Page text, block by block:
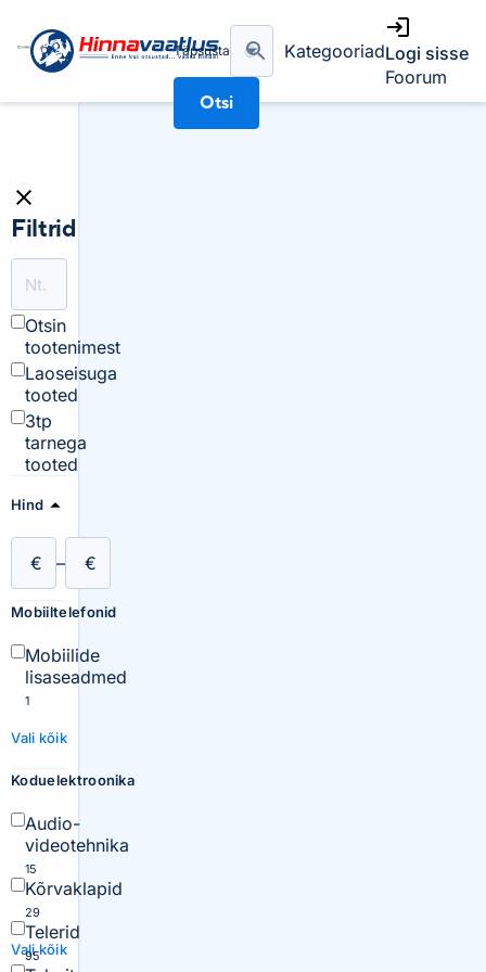
Täpsusta
Otsi
KategooriadLogi sisse
Foorum
Filtrid
Otsin
tootenimest
Laoseisuga
tooted
3tp
tarnega
tooted
Hind
€ – €
Mobiiltelefonid
Mobiilide
lisaseadmed
1
Vali kõik
Koduelektroonika
Audio-
videotehnika
15
Kõrvaklapid
29
Telerid
95
Vali kõik